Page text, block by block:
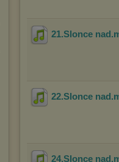
21.Slonce nad
22.Slonce nad
24.Slonce nad